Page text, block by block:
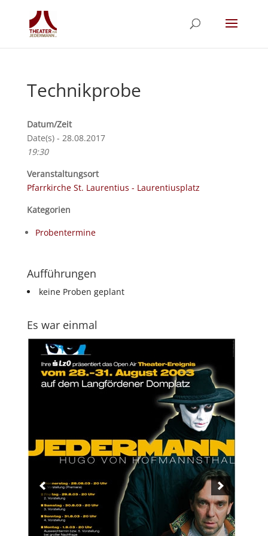
Technikprobe
Datum/Zeit
Date(s) - 28.08.2017
19:30
Veranstaltungsort
Pfarrkirche St. Laurentius - Laurentiusplatz
Kategorien
Probentermine
Aufführungen
keine Proben geplant
Es war einmal